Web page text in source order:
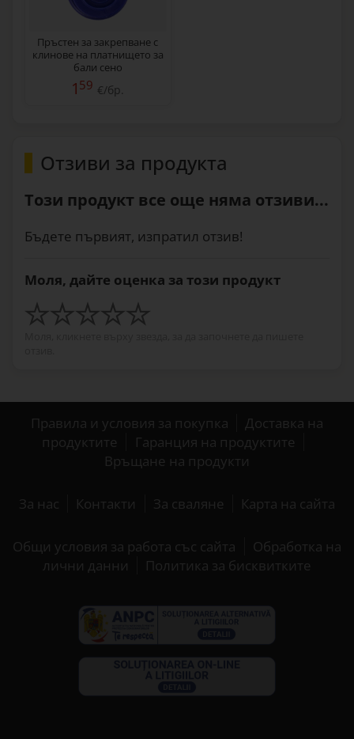
Пръстен за закрепване с
клинове на платнището за
бали сено
159 €/бр.
Отзиви за продукта
Този продукт все още няма отзиви...
Бъдете първият, изпратил отзив!
Моля, дайте оценка за този продукт
Правила и условия за покупка
Доставка на
продуктите
Гаранция на продуктите
Връщане на продукти
За нас Контакти За сваляне Карта на сайта
Общи условия за работа със сайта
Обработка на
лични данни
Политика за бисквитките